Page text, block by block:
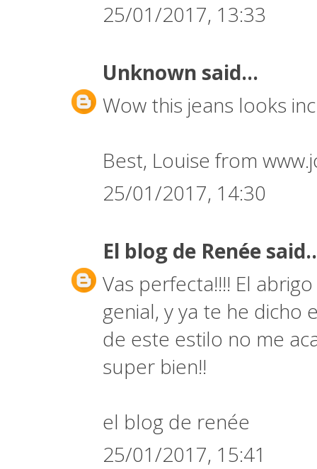
25/01/2017, 13:33
Unknown said...
Wow this jeans looks
Best, Louise from
25/01/2017, 14:30
El blog de Renée
Vas perfecta!!!! El
genial, y ya te he dicho
de este estilo no me
super bien!!
el blog de renée
25/01/2017, 15:41